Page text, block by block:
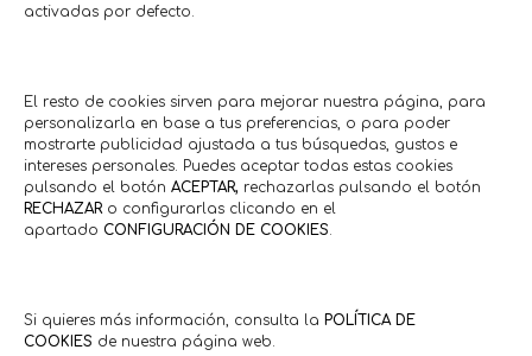
activadas por defecto.
El resto de cookies sirven para mejorar nuestra página, para
personalizarla en base a tus preferencias, o para poder
mostrarte publicidad ajustada a tus búsquedas, gustos e
intereses personales. Puedes aceptar todas estas cookies
pulsando el botón ACEPTAR, rechazarlas pulsando el botón
RECHAZARo configurarlas clicando en el
apartado CONFIGURACIÓN DE COOKIES.
Si quieres más información, consulta la POLÍTICA DE
COOKIES de nuestra página web.